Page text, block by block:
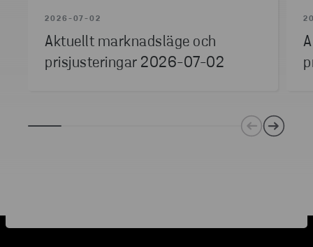
2026-07-02
Aktuellt marknadsläge och
prisjusteringar 2026-07-02